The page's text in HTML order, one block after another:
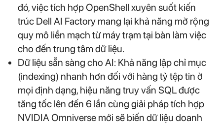
đó, việc tích hợp OpenShell xuyên suốt kiến
trúc Dell AI Factory mang lại khả năng mở rộng
quy mô liền mạch từ máy trạm tại bàn làm việc
cho đến trung tâm dữ liệu.
Dữ liệu sẵn sàng cho AI: Khả năng lập chỉ mục
(indexing) nhanh hơn đối với hàng tỷ tệp tin ở
mọi định dạng, hiệu năng truy vấn SQL được
tăng tốc lên đến 6 lần cùng giải pháp tích hợp
NVIDIA Omniverse mới sẽ biến dữ liệu doanh